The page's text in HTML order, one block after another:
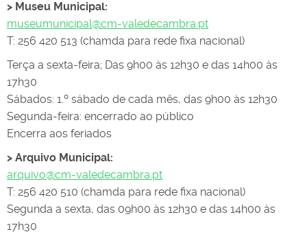
> Museu Municipal:
museumunicipal@cm-valedecambra.pt
T: 256 420 513 (chamda para rede fixa nacional)
Terça a sexta-feira; Das 9h00 às 12h30 e das 14h00 às
17h30
Sábados: 1.º sábado de cada mês, das 9h00 às 12h30
Segunda-feira: encerrado ao público
Encerra aos feriados
> Arquivo Municipal:
arquivo@cm-valedecambra.pt
T: 256 420 510 (chamda para rede fixa nacional)
Segunda a sexta, das 09h00 às 12h30 e das 14h00 às
17h30